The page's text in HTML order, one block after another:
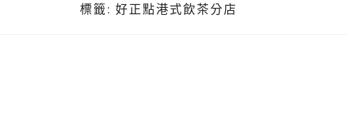
標籤: 好正點港式飲茶分店